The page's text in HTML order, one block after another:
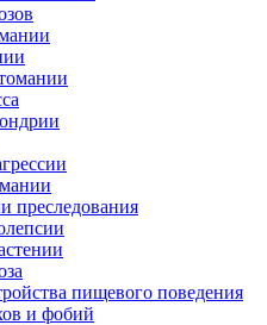
преследования
пищевого поведения
и фобий